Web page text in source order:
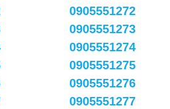
0905551272
0905551273
0905551274
0905551275
0905551276
0905551277